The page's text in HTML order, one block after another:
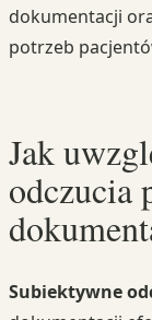
dokumentacji
potrzeb
Jak
odczucia
Subiektywne